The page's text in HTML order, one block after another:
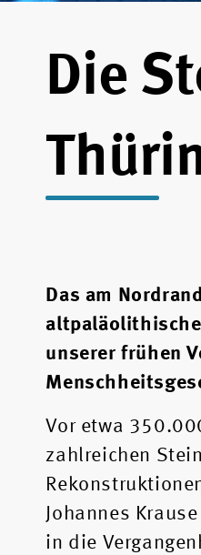
Die
Das am
unserer frühen
Vor etwa
zahlreichen
Johannes
in die